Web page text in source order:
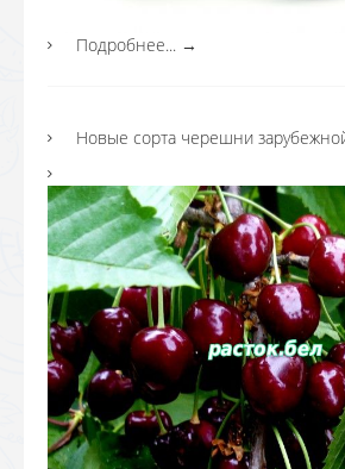
Подробнее... →
Новые сорта черешни